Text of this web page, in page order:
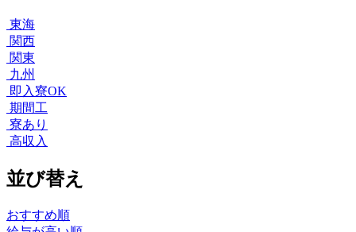
東海
関西
関東
九州
即入寮OK
期間工
寮あり
高収入
並び替え
おすすめ順